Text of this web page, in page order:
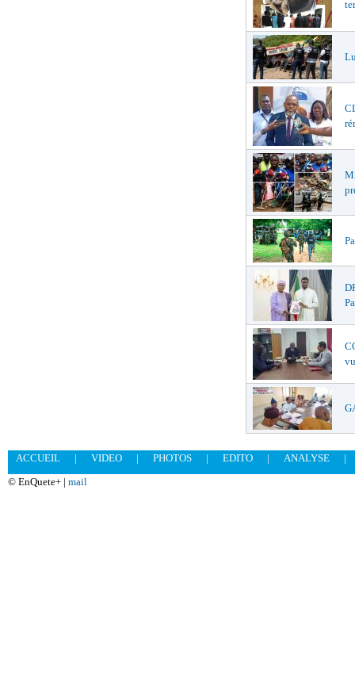
ACCUEIL | VIDEO | PHOTOS | EDITO | ANALYSE
|
© EnQuete+ | mail